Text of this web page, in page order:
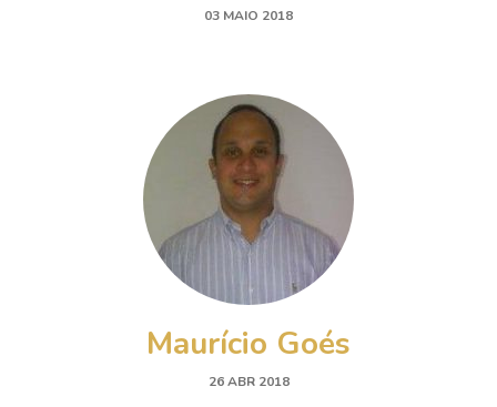
03 MAIO 2018
Maurício Goés
26 ABR 2018